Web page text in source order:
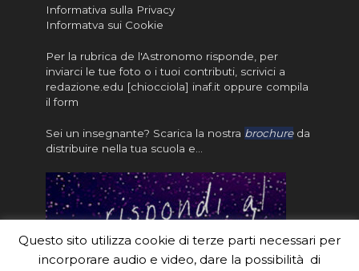
Informativa sulla Privacy
Informatva sui Cookie
Per la rubrica de l'Astronomo risponde, per
inviarci le tue foto o i tuoi contributi, scrivici a
redazione.edu [chiocciola] inaf.it oppure compila
il form
Sei un insegnante? Scarica la nostra brochureda
distribuire nella tua scuola e…
Questo sito utilizza cookie di terze parti necessari per
incorporare audio e video, dare la possibilità di